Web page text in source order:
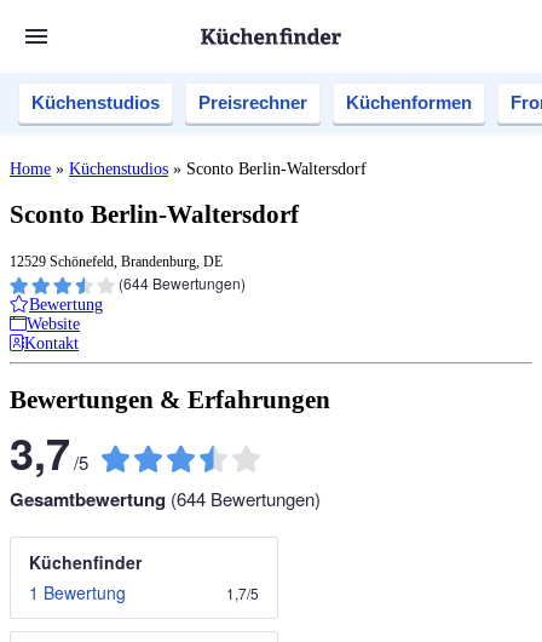
Küchenstudios Preisrechner Küchenformen
Home » Küchenstudios » Sconto Berlin-Waltersdorf
Sconto Berlin-Waltersdorf
12529 Schönefeld, Brandenburg, DE
(644 Bewertungen)
Bewertung
Website
Kontakt
Bewertungen & Erfahrungen
3,7/5
Gesamtbewertung (644 Bewertungen)
Küchenfinder
1 Bewertung
1,7/5